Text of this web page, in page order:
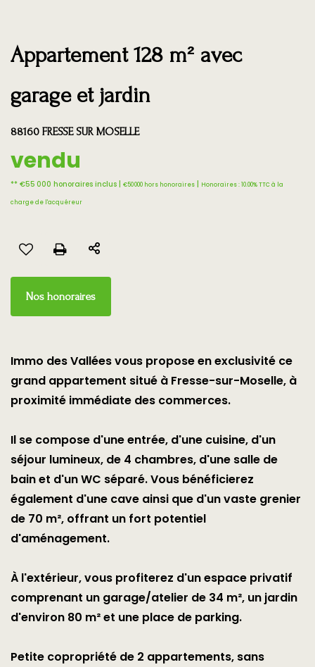
Appartement 128 m² avec
garage et jardin
88160 FRESSE SUR MOSELLE
vendu
** €55 000 honoraires inclus | €50 000 hors honoraires | Honoraires : 10.00% TTC à la
charge de l'acquéreur
Nos honoraires
Immo des Vallées vous propose en exclusivité ce
grand appartement situé à Fresse-sur-Moselle, à
proximité immédiate des commerces.
Il se compose d'une entrée, d'une cuisine, d'un
séjour lumineux, de 4 chambres, d'une salle de
bain et d'un WC séparé. Vous bénéficierez
également d'une cave ainsi que d'un vaste grenier
de 70 m², offrant un fort potentiel
d'aménagement.
À l'extérieur, vous profiterez d'un espace privatif
comprenant un garage/atelier de 34 m², un jardin
d'environ 80 m² et une place de parking.
Petite copropriété de 2 appartements, sans